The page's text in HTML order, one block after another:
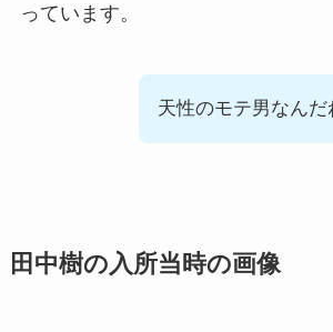
っています。
天性のモテ男なんだ
田中樹の入所当時の画像